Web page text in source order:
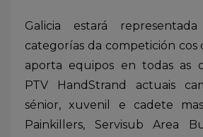
Galicia estará
categorías da competición cos
aporta equipos en todas as
PTV HandStrand actuais
sénior, xuvenil e cadete
Painkillers, Servisub Area